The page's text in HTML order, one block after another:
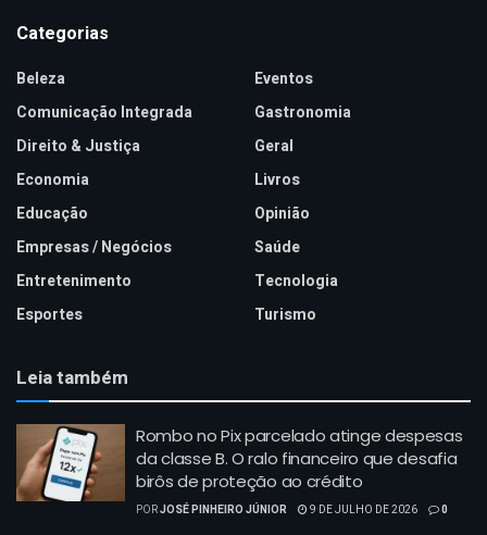
Categorias
Beleza
Comunicação Integrada
Direito & Justiça
Economia
Educação
Empresas / Negócios
Entretenimento
Esportes
Eventos
Gastronomia
Geral
Livros
Opinião
Saúde
Tecnologia
Turismo
Leia também
Rombo no Pix parcelado atinge despesas
da classe B. O ralo financeiro que desafia
birôs de proteção ao crédito
PORJOSÉ PINHEIRO JÚNIOR 9 DE JULHO DE 2026 0